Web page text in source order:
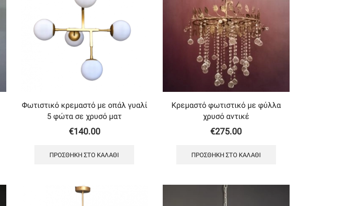
Φωτιστικό κρεμαστό με oπάλ γυαλί
5 φώτα σε χρυσό ματ
€140.00
ΠΡΟΣΘΉΚΗ ΣΤΟ ΚΑΛΆΘΙ
Κρεμαστό φωτιστικό με φύλλα
χρυσό αντικέ
€275.00
ΠΡΟΣΘΉΚΗ ΣΤΟ ΚΑΛΆΘΙ